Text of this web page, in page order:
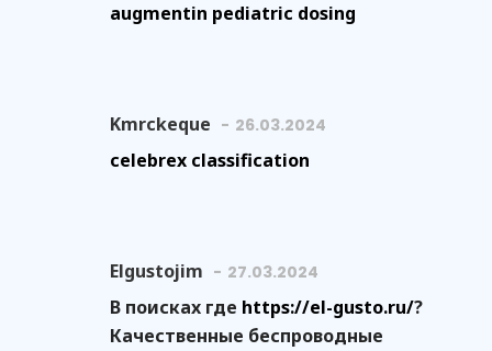
augmentin pediatric dosing
Kmrckeque 26.03.2024
celebrex classification
Elgustojim 27.03.2024
В поисках где https://el-gusto.ru/?
Качественные беспроводные